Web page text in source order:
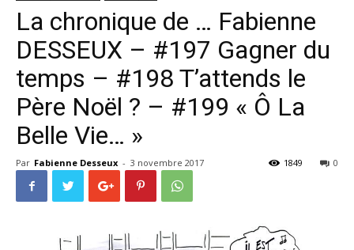
La chronique de … Fabienne
DESSEUX – #197 Gagner du
temps – #198 T’attends le
Père Noël ? – #199 « Ô La
Belle Vie… »
Par Fabienne Desseux - 3 novembre 2017 0
1849